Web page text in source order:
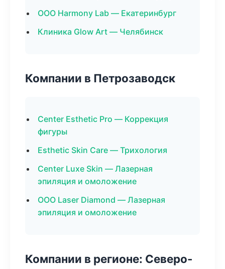
ООО Harmony Lab — Екатеринбург
Клиника Glow Art — Челябинск
Компании в Петрозаводск
Center Esthetic Pro — Коррекция
фигуры
Esthetic Skin Care — Трихология
Center Luxe Skin — Лазерная
эпиляция и омоложение
ООО Laser Diamond — Лазерная
эпиляция и омоложение
Компании в регионе: Северо-